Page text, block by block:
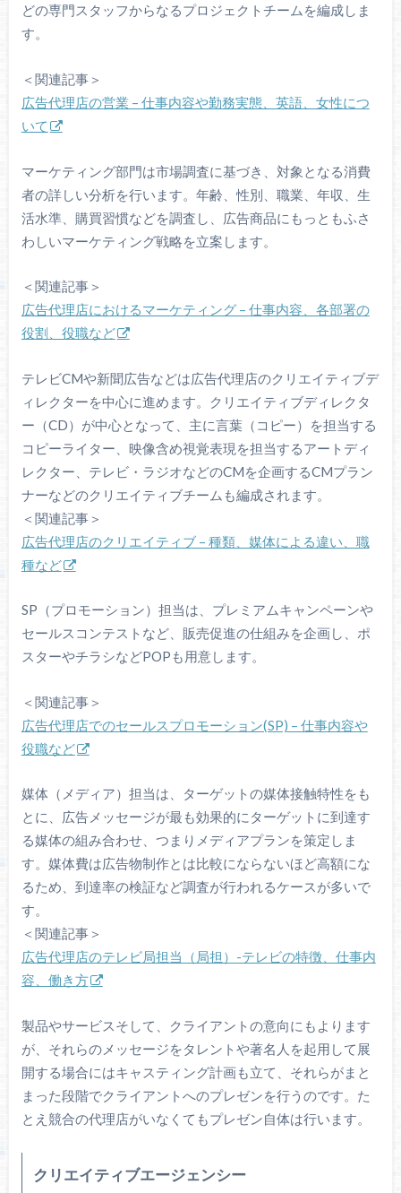
どの専門スタッフからなるプロジェクトチームを編成しま
す。
＜関連記事＞
広告代理店の営業 – 仕事内容や勤務実態、英語、女性につ
いて
マーケティング部門は市場調査に基づき、対象となる消費
者の詳しい分析を行います。年齢、性別、職業、年収、生
活水準、購買習慣などを調査し、広告商品にもっともふさ
わしいマーケティング戦略を立案します。
＜関連記事＞
広告代理店におけるマーケティング – 仕事内容、各部署の
役割、役職など
テレビCMや新聞広告などは広告代理店のクリエイティブデ
ィレクターを中心に進めます。クリエイティブディレクタ
ー（CD）が中心となって、主に言葉（コピー）を担当する
コピーライター、映像含め視覚表現を担当するアートディ
レクター、テレビ・ラジオなどのCMを企画するCMプラン
ナーなどのクリエイティブチームも編成されます。
＜関連記事＞
広告代理店のクリエイティブ – 種類、媒体による違い、職
種など
SP（プロモーション）担当は、プレミアムキャンペーンや
セールスコンテストなど、販売促進の仕組みを企画し、ポ
スターやチラシなどPOPも用意します。
＜関連記事＞
広告代理店でのセールスプロモーション(SP) – 仕事内容や
役職など
媒体（メディア）担当は、ターゲットの媒体接触特性をも
とに、広告メッセージが最も効果的にターゲットに到達す
る媒体の組み合わせ、つまりメディアプランを策定しま
す。媒体費は広告物制作とは比較にならないほど高額にな
るため、到達率の検証など調査が行われるケースが多いで
す。
＜関連記事＞
広告代理店のテレビ局担当（局担）-テレビの特徴、仕事内
容、働き方
製品やサービスそして、クライアントの意向にもよります
が、それらのメッセージをタレントや著名人を起用して展
開する場合にはキャスティング計画も立て、それらがまと
まった段階でクライアントへのプレゼンを行うのです。た
とえ競合の代理店がいなくてもプレゼン自体は行います。
クリエイティブエージェンシー